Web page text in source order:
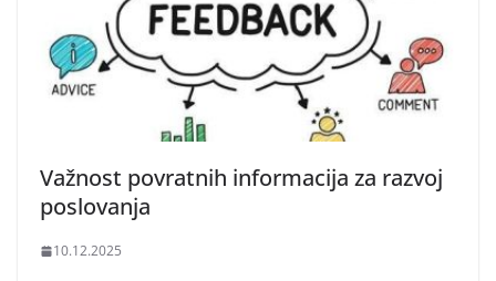
Važnost povratnih informacija za razvoj
poslovanja
10.12.2025